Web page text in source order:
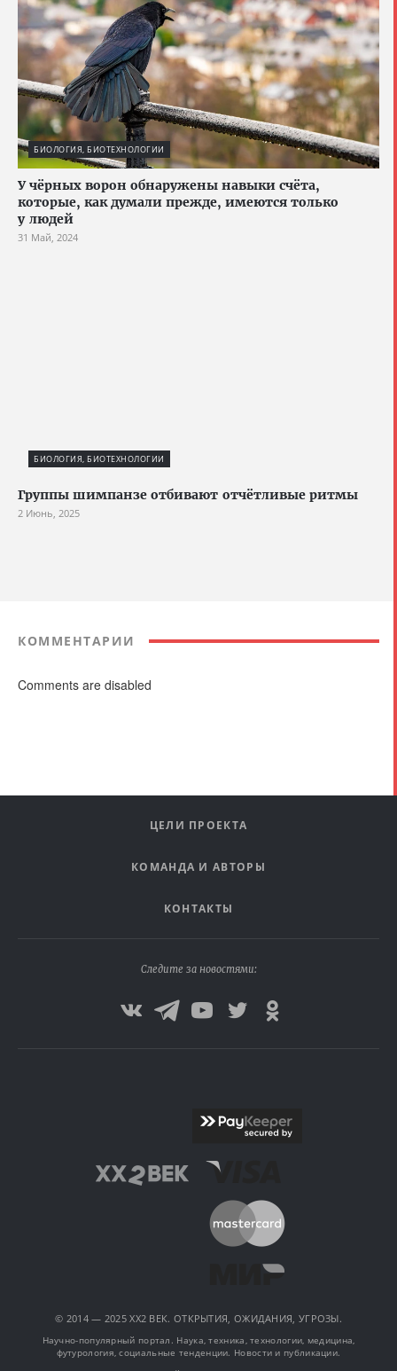
БИОЛОГИЯ, БИОТЕХНОЛОГИИ
У чёрных ворон обнаружены навыки счёта,
которые, как думали прежде, имеются только
у людей
31 Май, 2024
БИОЛОГИЯ, БИОТЕХНОЛОГИИ
Группы шимпанзе отбивают отчётливые ритмы
2 Июнь, 2025
КОММЕНТАРИИ
Comments are disabled
ЦЕЛИ ПРОЕКТА
КОМАНДА И АВТОРЫ
КОНТАКТЫ
Следите за новостями:
© 2014 — 2025 XX2 ВЕК. ОТКРЫТИЯ, ОЖИДАНИЯ, УГРОЗЫ.
Научно-популярный портал. Наука, техника, технологии, медицина,
футурология, социальные тенденции. Новости и публикации.